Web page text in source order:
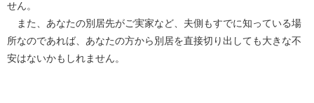
せん。
また、あなたの別居先がご実家など、夫側もすでに知っている場
所なのであれば、あなたの方から別居を直接切り出しても大きな不
安はないかもしれません。